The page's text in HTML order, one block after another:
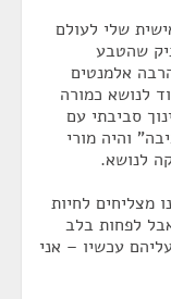
שלי לעולם
שהטבע
אלמנטים
לנושא כמורה
סביבתי עם
והיה מורי
לנושא.
מצליחים לחיות
לפחות בלב
עכשיו – אני